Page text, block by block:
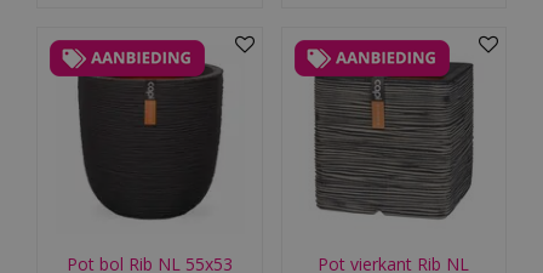
Pot bol Rib NL 55x53
Pot vierkant Rib NL